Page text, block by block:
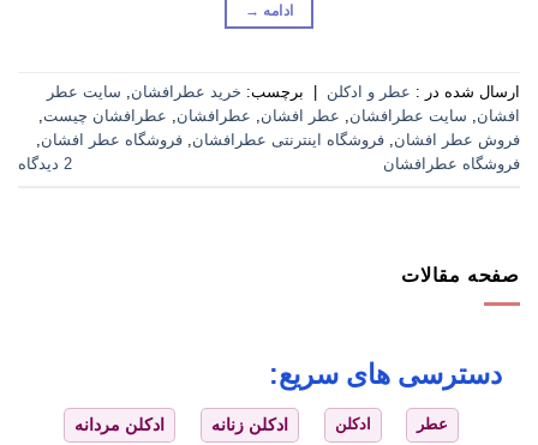
ادامه →
ارسال شده در : عطر و ادکلن برچسب: خرید عطرافشان, سایت عطر
افشان, سایت عطرافشان, عطر افشان, عطرافشان, عطرافشان چیست,
فروش عطر افشان, فروشگاه اینترنتی عطرافشان, فروشگاه عطر افشان,
فروشگاه عطرافشان
2 دیدگاه
صفحه مقالات
دسترسی های سریع:
عطر ادکلن ادکلن زنانه ادکلن مردانه